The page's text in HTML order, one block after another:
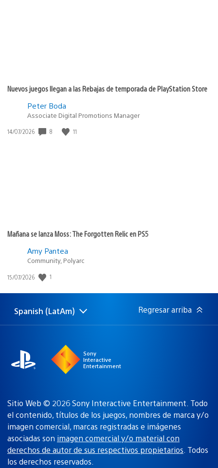
Nuevos juegos llegan a las Rebajas de temporada de PlayStation Store
Peter Boda
Associate Digital Promotions Manager
Fecha
14/07/2026 8 11
Mañana se lanza Moss: The Forgotten Relic en PS5
Amy Pantea
Community, Polyarc
Fecha
publicación:
15/07/2026 1
Elige
Región
Spanish (LatAm) Regresar arriba
Sony
Interactive
Entertainment
Sitio Web © 2026 Sony Interactive Entertainment. Todo
el contenido, títulos de los juegos, nombres de marca y/o
imagen comercial, marcas registradas e imágenes
asociadas son imagen comercial y/o material con
derechos de autor de sus respectivos propietarios. Todos
los derechos reservados.